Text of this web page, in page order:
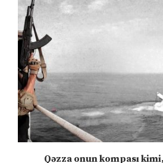
Qəzza onun kompası